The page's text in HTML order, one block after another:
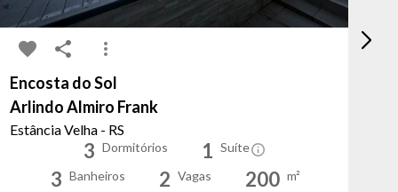
Encosta do Sol
Arlindo Almiro Frank
Estância Velha - RS
3 Dormitórios 1 Suíte
3 Banheiros 2 Vagas 200 m²